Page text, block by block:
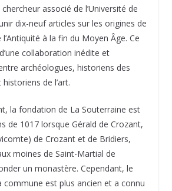
associé de l’Université de
dix-neuf articles sur les origines de
à la fin du Moyen Âge. Ce
collaboration inédite et
archéologues, historiens des
de l’art.
la fondation de La Souterraine est
de 1017 lorsque Gérald de Crozant,
de Crozant et de Bridiers,
moines de Saint-Martial de
un monastère. Cependant, le
commune est plus ancien et a connu